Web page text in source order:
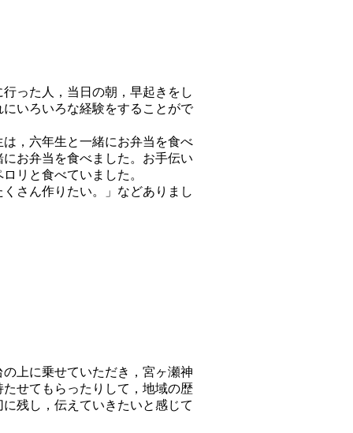
った人，当日の朝，早起きをし
いろいろな経験をすることがで
，六年生と一緒にお弁当を食べ
お弁当を食べました。お手伝い
リと食べていました。
さん作りたい。」などありまし
上に乗せていただき，宮ヶ瀬神
せてもらったりして，地域の歴
残し，伝えていきたいと感じて